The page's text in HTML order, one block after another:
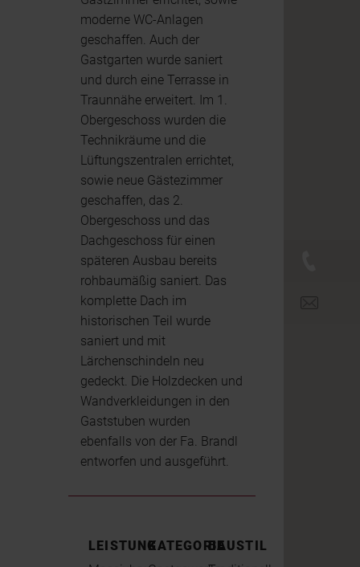
moderne WC-Anlagen
geschaffen. Auch der
Gastgarten wurde saniert
und durch eine Terrasse in
Traunnähe erweitert. Im 1.
Obergeschoss wurden die
Technikräume und die
Lüftungszentralen errichtet,
sowie neue Gästezimmer
geschaffen, das 2.
Obergeschoss und das
Dachgeschoss für einen
späteren Ausbau bereits
rohbaumäßig saniert. Das
komplette Dach im
historischen Teil wurde
saniert und mit
Lärchenschindeln neu
gedeckt. Die Holzdecken und
Wandverkleidungen in den
Gaststuben wurden
ebenfalls von der Fa. Brandl
entworfen und ausgeführt.
LEISTUNGKATEGORIEBAUSTIL